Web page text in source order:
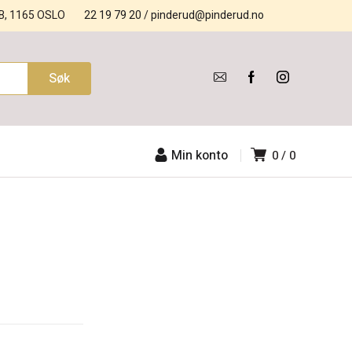
22 19 79 20/pinderud@pinderud.no
1165 OSLO
0 0
Min konto